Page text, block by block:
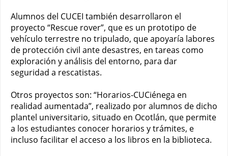
Alumnos del CUCEI también desarrollaron el
proyecto “Rescue rover”, que es un prototipo de
vehículo terrestre no tripulado, que apoyaría labores
de protección civil ante desastres, en tareas como
exploración y análisis del entorno, para dar
seguridad a rescatistas.
Otros proyectos son: “Horarios-CUCiénega en
realidad aumentada”, realizado por alumnos de dicho
plantel universitario, situado en Ocotlán, que permite
a los estudiantes conocer horarios y trámites, e
incluso facilitar el acceso a los libros en la biblioteca.